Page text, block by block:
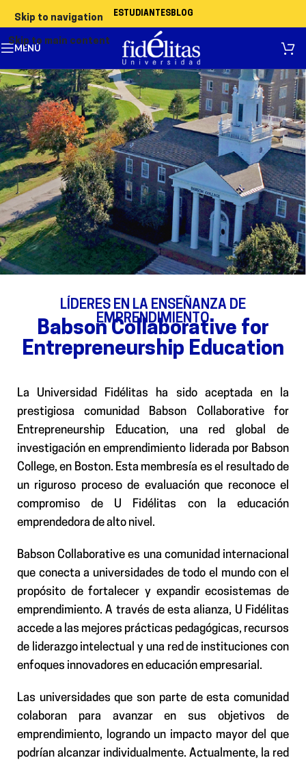
Skip to navigation
Skip to main content
ESTUDIANTESBLOG
MENÚ
LÍDERES EN LA ENSEÑANZA DE
EMPRENDIMIENTO
Babson Collaborative for
Entrepreneurship Education
La Universidad Fidélitas ha sido aceptada en la
prestigiosa comunidad Babson Collaborative for
Entrepreneurship Education, una red global de
investigación en emprendimiento liderada por Babson
College, en Boston. Esta membresía es el resultado de
un riguroso proceso de evaluación que reconoce el
compromiso de U Fidélitas con la educación
emprendedora de alto nivel.
Babson Collaborative es una comunidad internacional
que conecta a universidades de todo el mundo con el
propósito de fortalecer y expandir ecosistemas de
emprendimiento. A través de esta alianza, U Fidélitas
accede a las mejores prácticas pedagógicas, recursos
de liderazgo intelectual y una red de instituciones con
enfoques innovadores en educación empresarial.
Las universidades que son parte de esta comunidad
colaboran para avanzar en sus objetivos de
emprendimiento, logrando un impacto mayor del que
podrían alcanzar individualmente. Actualmente, la red